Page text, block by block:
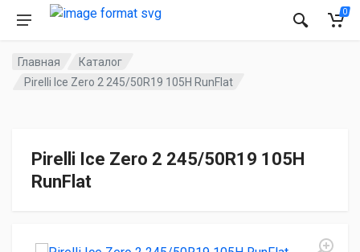
0
Главная
Каталог
Pirelli Ice Zero 2 245/50R19 105H RunFlat
Pirelli Ice Zero 2 245/50R19 105H
RunFlat